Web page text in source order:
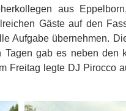
aus
Gäste auf den
Aufgabe übernehmen.
gab es neben den
Freitag legte DJ Pirocco